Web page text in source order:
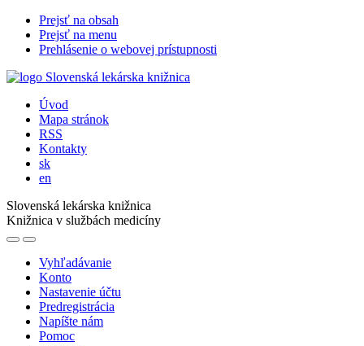
Prejsť na obsah
Prejsť na menu
Prehlásenie o webovej prístupnosti
Úvod
Mapa stránok
RSS
Kontakty
sk
en
Slovenská lekárska knižnica
Knižnica v službách medicíny
Vyhľadávanie
Konto
Nastavenie účtu
Predregistrácia
Napíšte nám
Pomoc